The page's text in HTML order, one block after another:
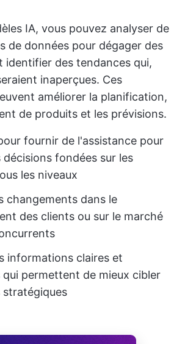
IA, vous pouvez analyser de
de données pour dégager des
identifier des tendances qui,
inaperçues. Ces
améliorer la planification,
de produits et les prévisions.
fournir de l'assistance pour
décisions fondées sur les
les niveaux
changements dans le
des clients ou sur le marché
informations claires et
qui permettent de mieux cibler
stratégiques